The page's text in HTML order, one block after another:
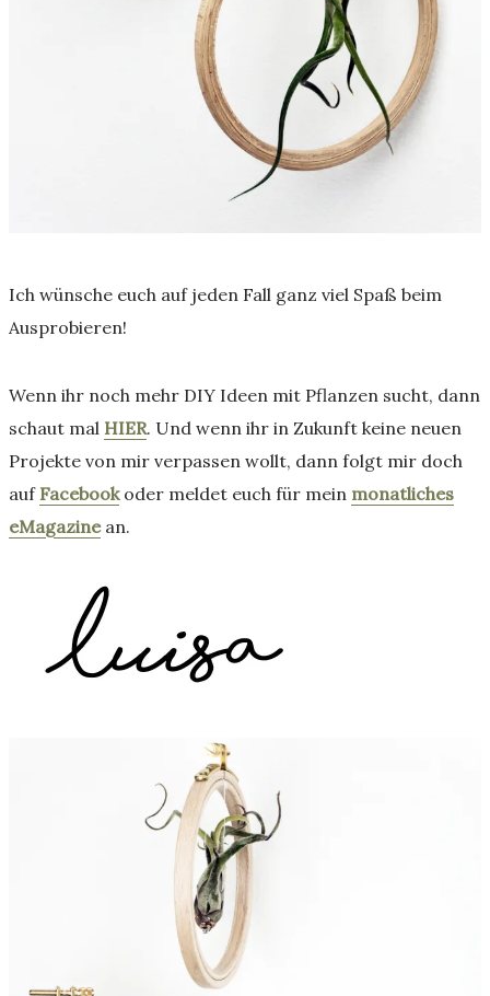
Ich wünsche euch auf jeden Fall ganz viel Spaß beim
Ausprobieren!
Wenn ihr noch mehr DIY Ideen mit Pflanzen sucht, dann
schaut mal HIER. Und wenn ihr in Zukunft keine neuen
Projekte von mir verpassen wollt, dann folgt mir doch
auf Facebookoder meldet euch für mein monatliches
eMagazinean.